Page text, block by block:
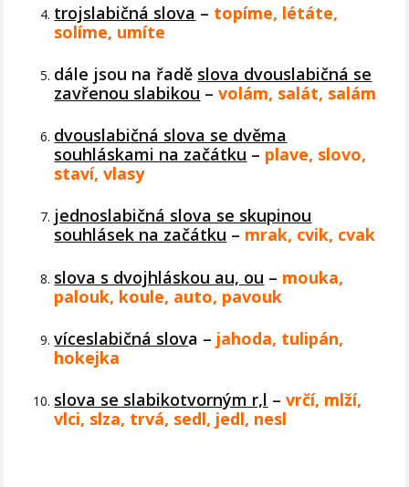
trojslabičná slova – topíme, létáte,
solíme, umíte
dále jsou na řadě slova dvouslabičná se
zavřenou slabikou –volám, salát, salám
dvouslabičná slova se dvěma
souhláskami na začátku – plave, slovo,
staví, vlasy
jednoslabičná slova se skupinou
souhlásek na začátku – mrak, cvik, cvak
slova s dvojhláskou au, ou – mouka,
palouk, koule, auto, pavouk
víceslabičná slova – jahoda, tulipán,
hokejka
slova se slabikotvorným r,l –vrčí, mlží,
vlci, slza, trvá, sedl, jedl, nesl